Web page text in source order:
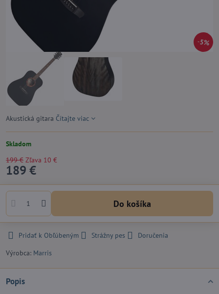
5%
Akustická gitara Čítajte viac
Skladom
199 € Zľava 10 €
189 €
Do košíka
Pridať k Obľúbeným Strážny pes
Doručenia
Výrobca: Marris
Popis